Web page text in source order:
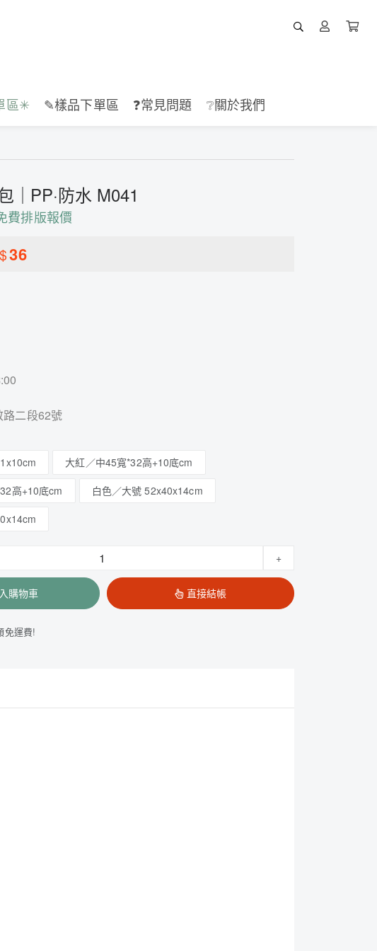
區✳︎ ✎樣品下單區 ❓常見問題 ❔關於我們
｜PP·防水 M041
費排版報價
36
二段62號
大紅／中45寬*32高+10底cm
高+10底cm
白色／大號 52x40x14cm
+
購物車 直接結帳
免運費!